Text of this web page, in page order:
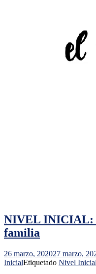
NIVEL INICIAL:
familia
26 marzo, 202027 marzo,
InicialEtiquetado Nivel Inicial